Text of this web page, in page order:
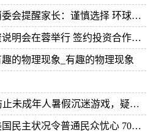
提醒家长：谨慎选择 环球新资讯
举行 签约投资合作项目492个 热门看点
的物理现象_有趣的物理现象
人暑假沉迷游戏，疑似账号操作将监管
通民众忧心 70%的人称美国民主岌岌可危|焦点热门